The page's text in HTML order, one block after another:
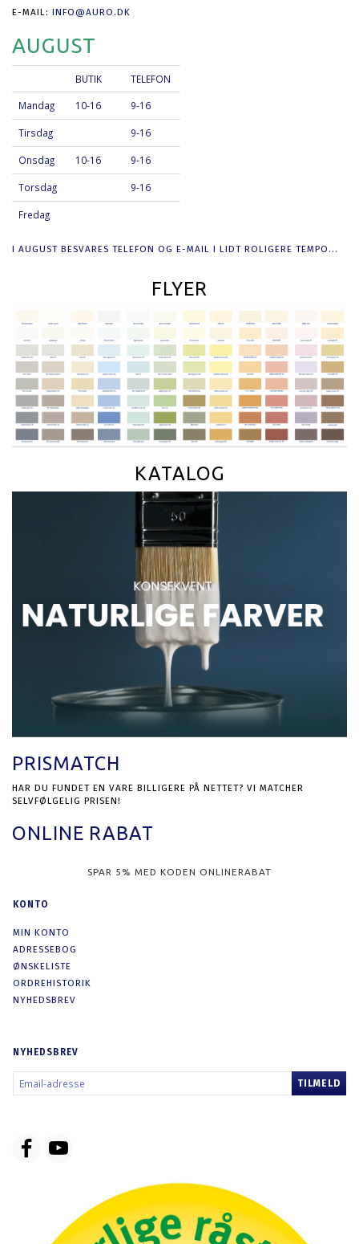
E-MAIL: INFO@AURO.DK
AUGUST
BUTIK TELEFON
Mandag 10-16 9-16
Tirsdag 9-16
Onsdag 10-16 9-16
Torsdag 9-16
Fredag
I AUGUST BESVARES TELEFON OG E-MAIL I LIDT ROLIGERE TEMPO...
FLYER
KATALOG
PRISMATCH
HAR DU FUNDET EN VARE BILLIGERE PÅ NETTET? VI MATCHER
SELVFØLGELIG PRISEN!
ONLINE RABAT
SPAR 5% MED KODEN ONLINERABAT
KONTO
MIN KONTO
ADRESSEBOG
ØNSKELISTE
ORDREHISTORIK
NYHEDSBREV
NYHEDSBREV
EMAIL-
ADRESSE
TILMELD